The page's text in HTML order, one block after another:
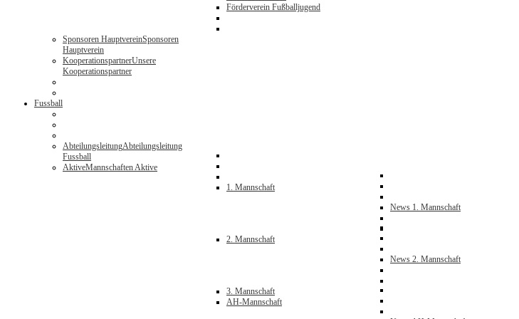
Förderverein Fußballjugend
Sponsoren HauptvereinSponsoren
Hauptverein
KooperationspartnerUnsere
Kooperationspartner
Fussball
AbteilungsleitungAbteilungsleitung
Fussball
AktiveMannschaften Aktive
1. Mannschaft
News 1. Mannschaft
2. Mannschaft
News 2. Mannschaft
3. Mannschaft
AH-Mannschaft